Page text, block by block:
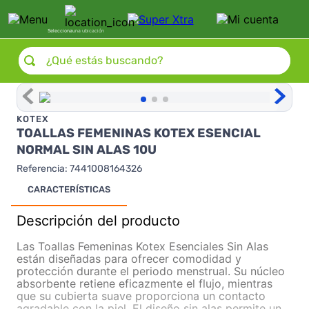
Seleccionauna ubicación
¿Qué estás buscando?
KOTEX
TOALLAS FEMENINAS KOTEX ESENCIAL
NORMAL SIN ALAS 10U
Referencia: 7441008164326
CARACTERÍSTICAS
Descripción del producto
Las Toallas Femeninas Kotex Esenciales Sin Alas
están diseñadas para ofrecer comodidad y
protección durante el periodo menstrual. Su núcleo
absorbente retiene eficazmente el flujo, mientras
que su cubierta suave proporciona un contacto